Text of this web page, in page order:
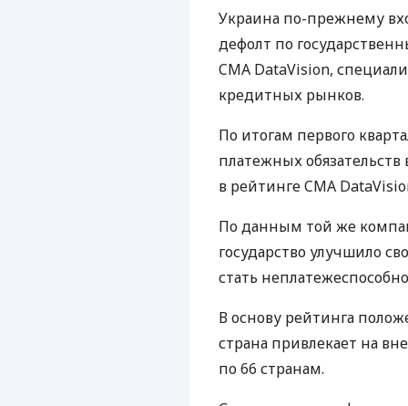
Украина по-прежнему
дефолт по
CMA DataVision,
кредитных рынков.
По итогам первого
платежных обязательств
в рейтинге CMA
По данным той же
государство улучшило
стать
В основу рейтинга
страна привлекает на
по 66 странам.